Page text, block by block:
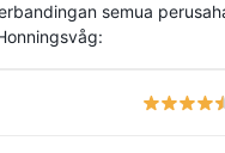
semua